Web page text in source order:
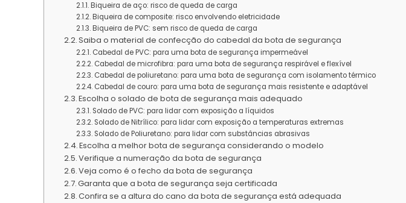
Biqueira de aço: risco de queda de carga
Biqueira de composite: risco envolvendo eletricidade
Biqueira de PVC: sem risco de queda de carga
Saiba o material de confecção do cabedal da bota de segurança
Cabedal de PVC: para uma bota de segurança impermeável
Cabedal de microfibra: para uma bota de segurança respirável e flexível
Cabedal de poliuretano: para uma bota de segurança com isolamento térmico
Cabedal de couro: para uma bota de segurança mais resistente e adaptável
Escolha o solado de bota de segurança mais adequado
Solado de PVC: para lidar com exposição a líquidos
Solado de Nitrílico: para lidar com exposição a temperaturas extremas
Solado de Poliuretano: para lidar com substâncias abrasivas
Escolha a melhor bota de segurança considerando o modelo
Verifique a numeração da bota de segurança
Veja como é o fecho da bota de segurança
Garanta que a bota de segurança seja certificada
Confira se a altura do cano da bota de segurança está adequada